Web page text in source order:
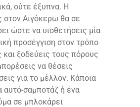
ούτε έξυπνα. Η
στον Αιγόκερω θα σε
ώστε να υιοθετήσεις μία
προσέγγιση στον τρόπο
και ξοδεύεις τους πόρους
να θέσεις
για το μέλλον. Κάποια
αυτό-σαμποτάζ ή ένα
σε μπλοκάρει